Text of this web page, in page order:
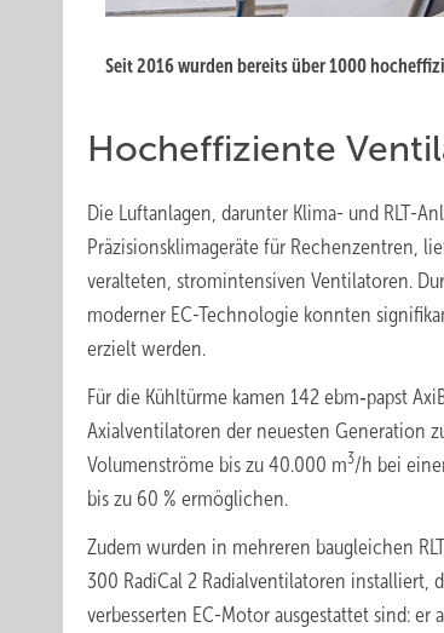
Seit 2016 wurden bereits über 1000
Hocheffiziente
Die Luftanlagen, darunter Klima- und RLT-
Präzisionsklimageräte für Rechenzentren,
veralteten, stromintensiven Ventilatoren.
moderner EC-Technologie konnten
erzielt werden.
Für die Kühltürme kamen 142 ebm‑papst
Axialventilatoren der neuesten Generation
Volumenströme bis zu 40.000 m3/h bei
bis zu 60 % ermöglichen.
Zudem wurden in mehreren baugleichen
300 RadiCal 2 Radialventilatoren installiert,
verbesserten EC-Motor ausgestattet sind: er